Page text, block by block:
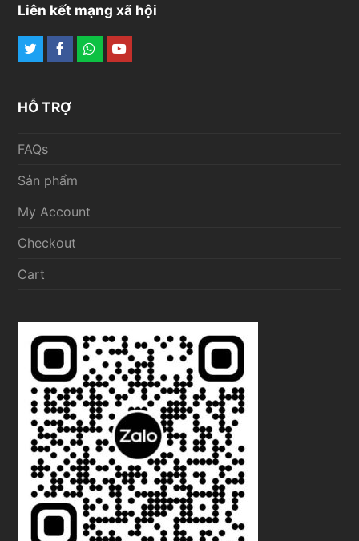
Liên kết mạng xã hội
TwitterFacebook
Whatsapp
Youtube
HỖ TRỢ
FAQs
Sản phẩm
My Account
Checkout
Cart